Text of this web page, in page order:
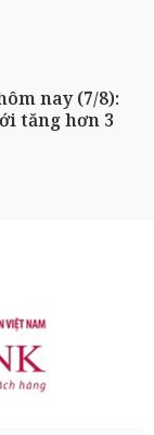
nay (7/8):
tăng hơn 3